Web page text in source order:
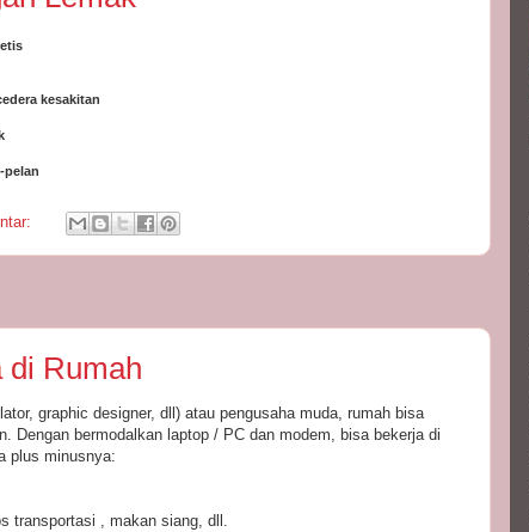
kesakitan
pelan
di Rumah
graphic designer, dll) atau pengusaha muda, rumah bisa
Dengan bermodalkan laptop / PC dan modem, bisa bekerja di
plus minusnya:
transportasi , makan siang, dll.